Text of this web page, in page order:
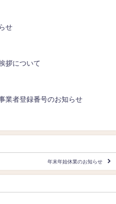
せ
拶について
業者登録番号のお知らせ
年末年始休業のお知らせ